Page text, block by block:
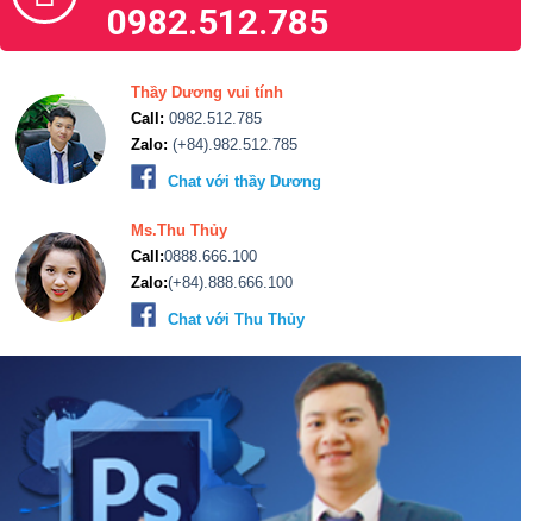
0982.512.785
Thầy Dương vui tính
Call: 0982.512.785
Zalo: (+84).982.512.785
Chat với thầy Dương
Ms.Thu Thủy
Call:0888.666.100
Zalo:(+84).888.666.100
Chat với Thu Thủy